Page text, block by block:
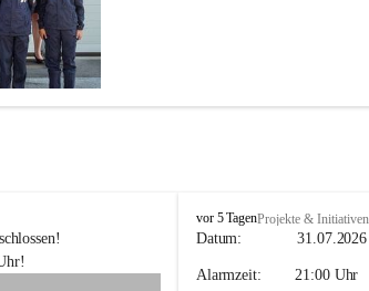
F
F
o
vor 5 TagenProjekte & Initiativen
Datum: 31.07.2026
Alarmzeit:
        21:00 Uhr